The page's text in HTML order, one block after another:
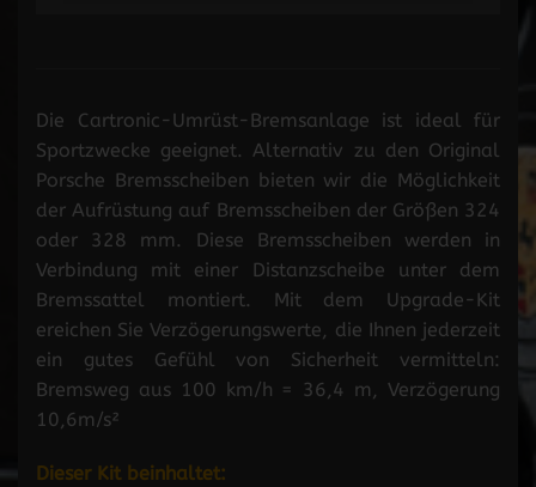
Die Cartronic-Umrüst-Bremsanlage ist ideal für
Sportzwecke geeignet. Alternativ zu den Original
Porsche Bremsscheiben bieten wir die Möglichkeit
der Aufrüstung auf Bremsscheiben der Größen 324
oder 328 mm. Diese Bremsscheiben werden in
Verbindung mit einer Distanzscheibe unter dem
Bremssattel montiert. Mit dem Upgrade-Kit
ereichen Sie Verzögerungswerte, die Ihnen jederzeit
ein gutes Gefühl von Sicherheit vermitteln:
Bremsweg aus 100 km/h = 36,4 m, Verzögerung
10,6m/s²
Dieser Kit beinhaltet: